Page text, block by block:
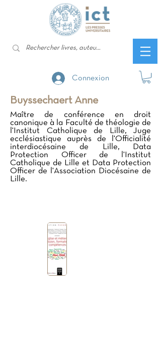
Connexion
Buyssechaert Anne
Maître de conférence en droit
canonique à la Faculté de théologie de
l'Institut Catholique de Lille, Juge
ecclésiastique auprès de l'Officialité
interdiocésaine de Lille, Data
Protection Officer de l'Institut
Catholique de Lille et Data Protection
Officer de l'Association Diocésaine de
Lille.